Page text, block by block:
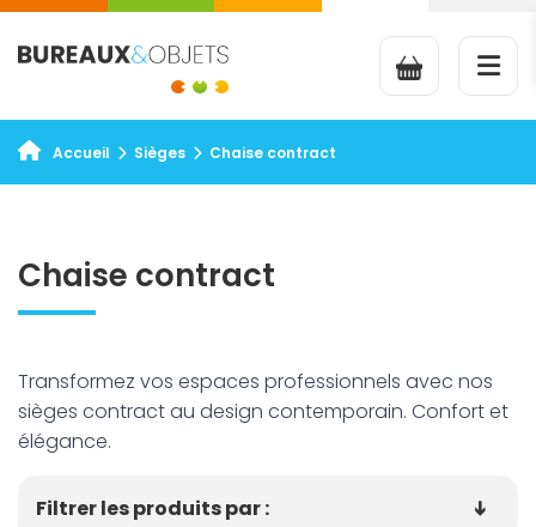
Accueil Sièges Chaise contract
Chaise contract
Transformez vos espaces professionnels avec nos
sièges contract au design contemporain. Confort et
élégance.
Filtrer les produits par :